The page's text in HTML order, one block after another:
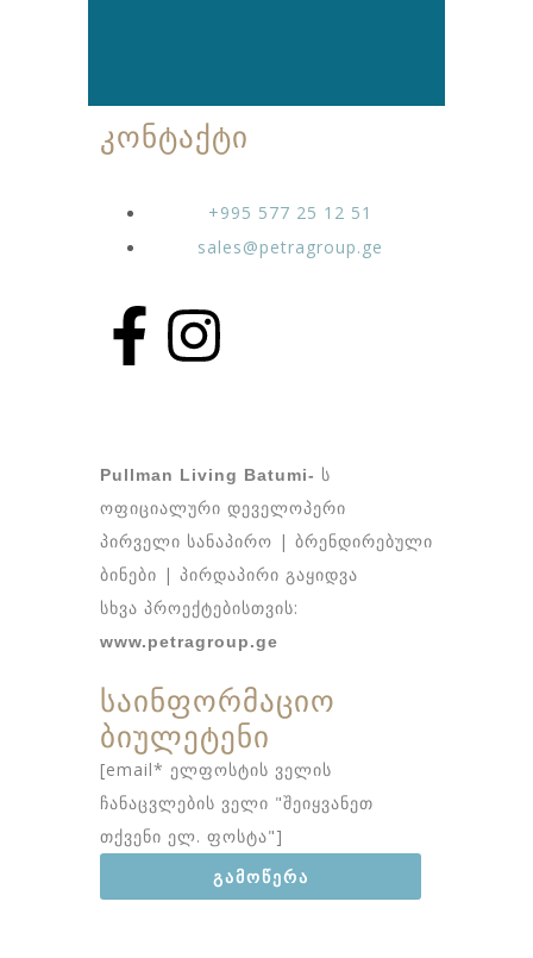
კონტაქტი
+995 577 25 12 51
sales@petragroup.ge
Pullman Living Batumi- ს
ოფიციალური დეველოპერი
პირველი სანაპირო | ბრენდირებული
ბინები | პირდაპირი გაყიდვა
სხვა პროექტებისთვის:
www.petragroup.ge
საინფორმაციო
ბიულეტენი
[email* ელფოსტის ველის
ჩანაცვლების ველი "შეიყვანეთ
თქვენი ელ. ფოსტა"]